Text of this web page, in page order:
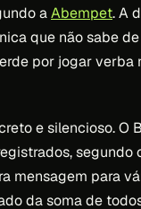
aAbempet. A
que não sabe
por jogar verba
e silencioso. O
segundo
mensagem para
da soma de